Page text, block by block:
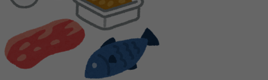
吸収されていくのかについて
「タンパク質が自分の体内に吸収さ